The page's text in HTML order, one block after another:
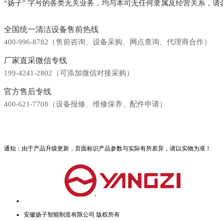
“扬子” 字号的各类无关业务，均与本司无任何隶属及经营关系，
全国统一清洁设备售前热线
400-996-8782（售前咨询、设备采购、网点查询、代理商合作）
厂家直采微信专线
199-4241-2802（可添加微信对接采购）
官方售后专线
400-621-7708（设备报修、维修保养、配件申请）
通知：由于产品升级更新，页面标识产品参数与实际有所差异，请以实物为准！
安徽扬子智能制造有限公司 版权所有